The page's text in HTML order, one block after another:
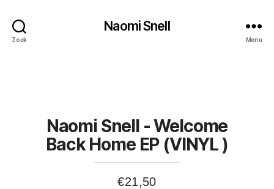
Zoek
Naomi Snell
Menu
Naomi Snell - Welcome
Back Home EP (VINYL )
€21,50